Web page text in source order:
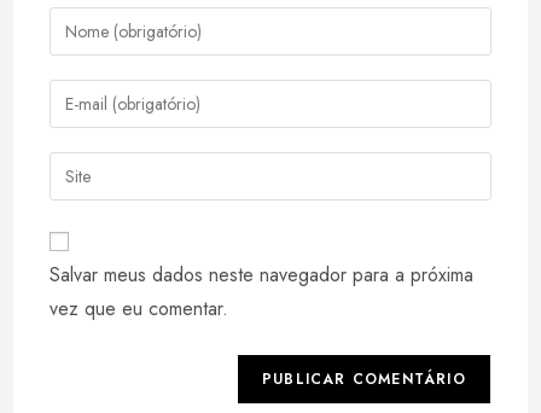
Digite
seu
nome
ou
de
usuário
para
comentar
Digite
seu
endereço
de
mail
para
comentar
Digite
o
URL
do
seu
site
Salvar meus dados neste navegador para a próxima
vez que eu comentar.